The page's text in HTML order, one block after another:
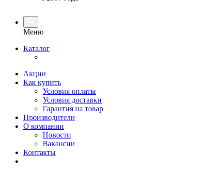
Меню
Каталог
Акции
Как купить
Условия оплаты
Условия доставки
Гарантия на товар
Производители
О компании
Новости
Вакансии
Контакты